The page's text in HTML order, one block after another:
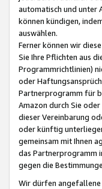
automatisch und unter
können kündigen,
auswählen.
Ferner können wir
Sie Ihre Pflichten aus
Programmrichtlinien)
oder
Partnerprogramm für
Amazon durch Sie
dieser Vereinbarung
oder künftig
gemeinsam mit Ihnen
das Partnerprogramm
gegen die
Wir dürfen angefallene